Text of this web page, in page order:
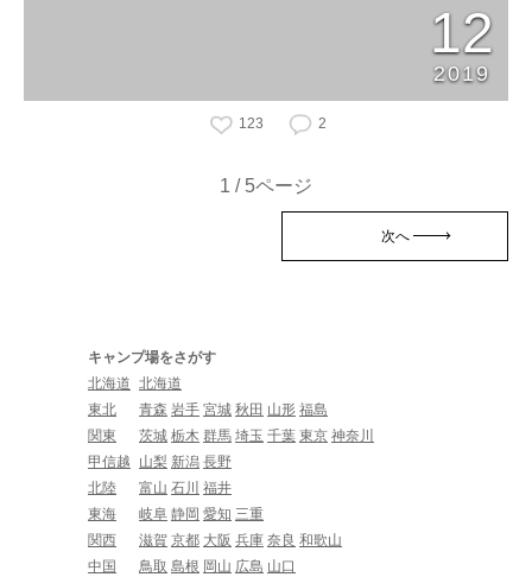
12
2019
123 2
1 / 5ページ
次へ
キャンプ場をさがす
北海道 北海道
東北
青森 岩手 宮城 秋田 山形 福島
関東
茨城 栃木 群馬 埼玉 千葉 東京 神奈川
甲信越
山梨 新潟 長野
北陸
富山 石川 福井
東海
岐阜 静岡 愛知 三重
関西
滋賀 京都 大阪 兵庫 奈良 和歌山
中国
鳥取 島根 岡山 広島 山口